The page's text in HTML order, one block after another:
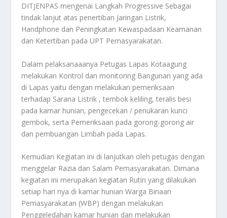
DITJENPAS mengenai Langkah Progressive Sebagai
tindak lanjut atas penertiban Jaringan Listrik,
Handphone dan Peningkatan Kewaspadaan Keamanan
dan Ketertiban pada UPT Pemasyarakatan.
Dalam pelaksanaaanya Petugas Lapas Kotaagung
melakukan Kontrol dan monitoring Bangunan yang ada
di Lapas yaitu dengan melakukan pemeriksaan
terhadap Sarana Listrik , tembok keliling, teralis besi
pada kamar hunian, pengecekan / penukaran kunci
gembok, serta Pemeriksaan pada gorong-gorong air
dan pembuangan Limbah pada Lapas.
Kemudian Kegiatan ini di lanjutkan oleh petugas dengan
menggelar Razia dan Salam Pemasyarakatan. Dimana
kegiatan ini merupakan kegiatan Rutin yang dilakukan
setiap hari nya di kamar hunian Warga Binaan
Pemasyarakatan (WBP) dengan melakukan
Penggeledahan kamar hunian dan melakukan